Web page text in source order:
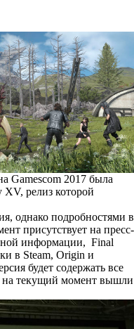
Gamescom 2017 была
XV, релиз которой
однако подробностями в
присутствует на пресс-
информации, Final
в Steam, Origin и
будет содержать все
на текущий момент вышли